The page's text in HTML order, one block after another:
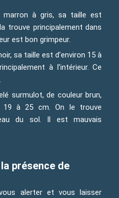
marron à gris, sa taille est
trouve principalement dans
est bon grimpeur.
sa taille est d’environ 15 à
à l’intérieur. Ce
surmulot, de couleur brun,
19 à 25 cm. On le trouve
du sol. Il est mauvais
présence de
alerter et vous laisser